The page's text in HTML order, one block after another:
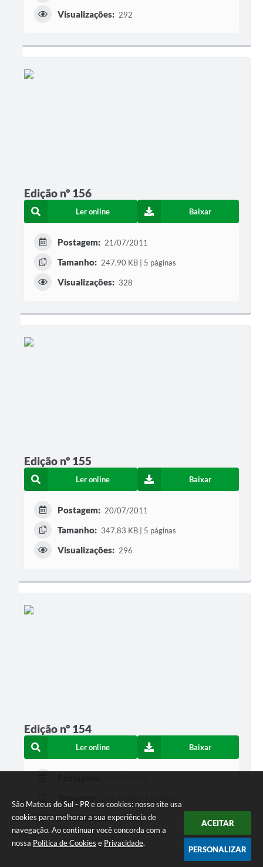
São Mateus do Sul - PR e os cookies: nosso site usa
cookies para melhorar a sua experiência de
navegação. Ao continuar você concorda com a
nossa Política de Cookies e Privacidade.
ACEITAR
PERSONALIZAR
Visualizações: 292
Edição nº 156
Ler online Baixar
Postagem: 21/07/2011
Tamanho: 247,90 KB | 5 páginas
Visualizações: 328
Edição nº 155
Ler online Baixar
Postagem: 20/07/2011
Tamanho: 347,83 KB | 5 páginas
Visualizações: 296
Edição nº 154
Ler online Baixar
Visualizações: 450